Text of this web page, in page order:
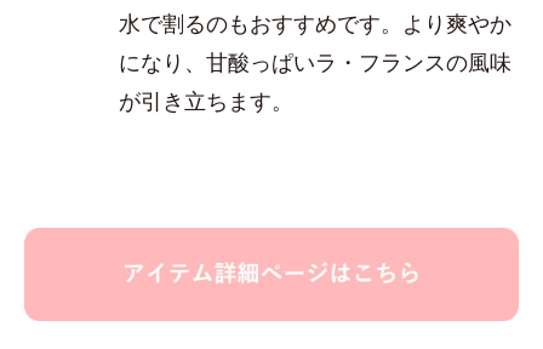
水で割るのもおすすめです。より爽やか
になり、甘酸っぱいラ・フランスの風味
が引き立ちます。